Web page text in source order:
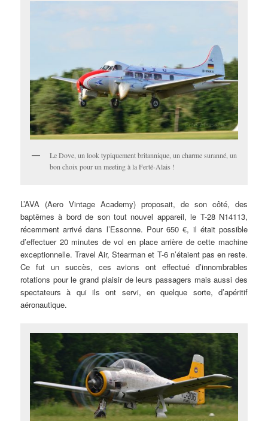
Le Dove, un look typiquement britannique, un charme suranné, un
bon choix pour un meeting à la Ferté-Alais !
L’AVA (Aero Vintage Academy) proposait, de son côté, des
baptêmes à bord de son tout nouvel appareil, le T-28 N14113,
récemment arrivé dans l’Essonne. Pour 650 €, il était possible
d’effectuer 20 minutes de vol en place arrière de cette machine
exceptionnelle. Travel Air, Stearman et T-6 n’étaient pas en reste.
Ce fut un succès, ces avions ont effectué d’innombrables
rotations pour le grand plaisir de leurs passagers mais aussi des
spectateurs à qui ils ont servi, en quelque sorte, d’apéritif
aéronautique.